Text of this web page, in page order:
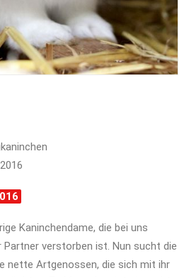
Kaninchendame, die bei uns
Partner verstorben ist. Nun sucht die
nette Artgenossen, die sich mit ihr